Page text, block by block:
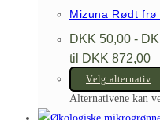
Mizuna Rødt
DKK 50,00 -
til DKK 872,00
Velg alternativ
Alternativene kan